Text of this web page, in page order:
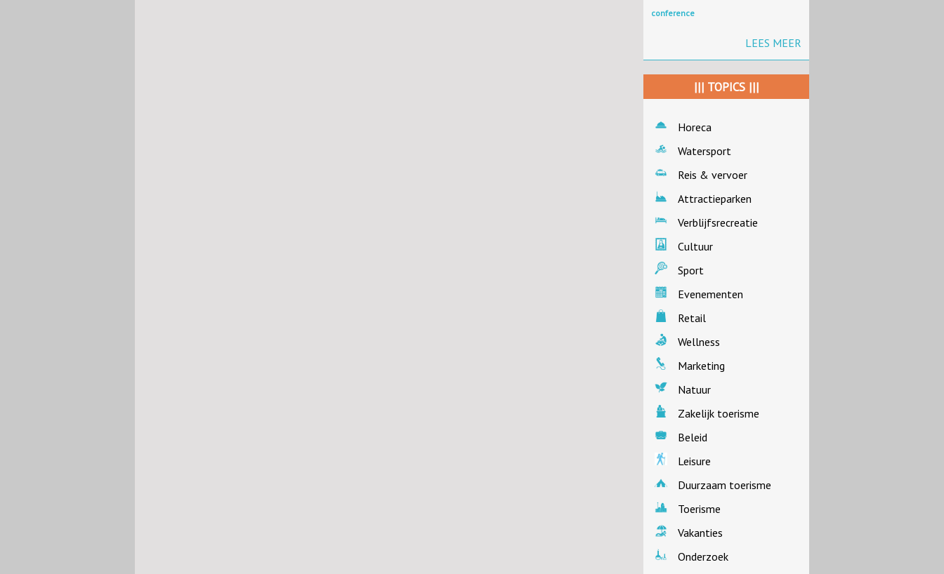
conference
LEES MEER
||| TOPICS |||
Horeca
Watersport
Reis & vervoer
Attractieparken
Verblijfsrecreatie
Cultuur
Sport
Evenementen
Retail
Wellness
Marketing
Natuur
Zakelijk toerisme
Beleid
Leisure
Duurzaam toerisme
Toerisme
Vakanties
Onderzoek